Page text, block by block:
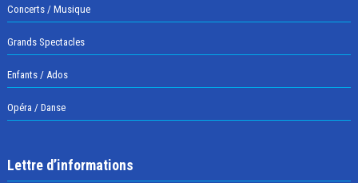
Concerts / Musique
Grands Spectacles
Enfants / Ados
Opéra / Danse
Lettre d’informations